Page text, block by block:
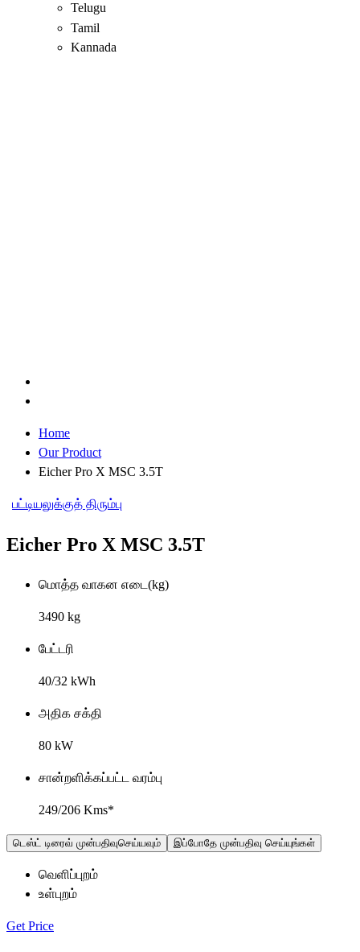
Telugu
Tamil
Kannada
Home
Our Product
Eicher Pro X MSC 3.5T
பட்டியலுக்குத் திரும்பு
Eicher Pro X MSC 3.5T
மொத்த வாகன எடை(kg)
3490 kg
பேட்டரி
40/32 kWh
அதிக சக்தி
80 kW
சான்றளிக்கப்பட்ட வரம்பு
249/206 Kms*
டெஸ்ட் டிரைவ் முன்பதிவுசெய்யவும் இப்போதே முன்பதிவு செய்யுங்கள்
வெளிப்புறம்
உள்புறம்
Get Price